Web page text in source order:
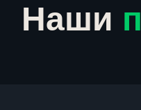
Наши